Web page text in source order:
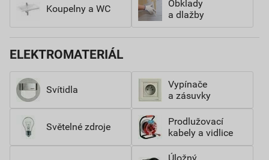
Koupelny a WC
Obklady
a dlažby
ELEKTROMATERIÁL
Svítidla
Vypínače
a zásuvky
Světelné zdroje
Prodlužovací
kabely a vidlice